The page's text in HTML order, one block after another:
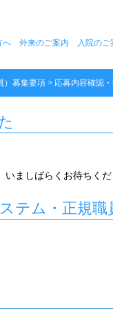
へ 外来のご案内 入院のご
）募集要項 > 応募内容確認
いましばらくお待ちく
テム・正規職